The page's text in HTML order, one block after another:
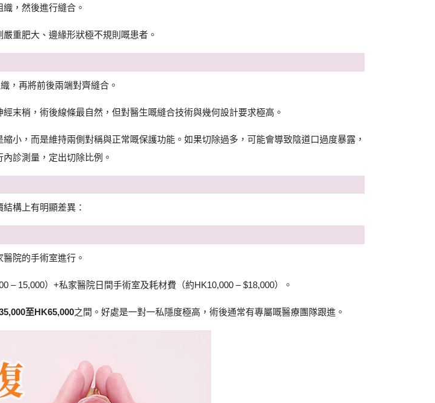
，然後進行縫合。
重肥大、邊緣形狀極不規則嘅患者。
，再將前後兩端對齊縫合。
末梢，術後線條最自然，但對醫生嘅縫合技術與幾何設計要求極高。
小，而是維持兩側對稱與正常嘅保護功能。如果切除過多，可能會導致陰道口過度暴露，
診測量，定出切除比例。
構上有明顯差異：
院的手術室進行。
– 15,000）+私家醫院日間手術室及耗材費（約HK10,000 – $18,000）。
至HK65,000之間。好處是一對一私隱度極高，術後通常有專屬嘅醫療團隊跟進。